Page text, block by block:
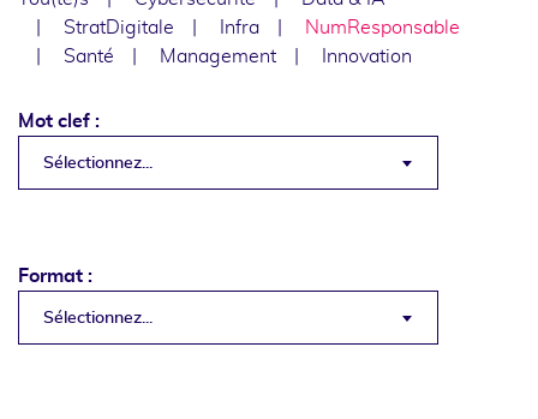
StratDigitale
Infra
NumResponsable
Santé
Management Innovation
Mot clef :
Sélectionnez...
Format :
Sélectionnez...